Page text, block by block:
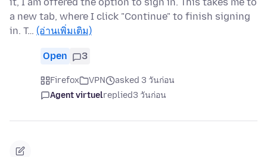
it, I am offered the option to sign in. This takes me to
a new tab, where I click "Continue" to finish signing
in. T… (อ่านเพิ่มเติม)
Open 3
Firefox VPN
asked 3 วันก่อน
Agent virtuelreplied3 วันก่อน